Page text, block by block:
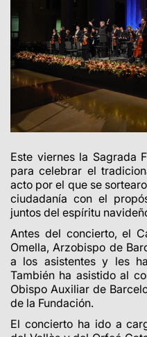
Este viernes la Sagrada
para celebrar el
acto por el que se
ciudadanía con el
juntos del espíritu
Antes del concierto, el
Omella, Arzobispo de
a los asistentes y les
También ha asistido al
Obispo Auxiliar de
de la Fundación.
El concierto ha ido a